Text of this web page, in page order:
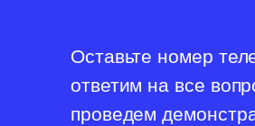
Оставьте номер
ответим на все
проведем